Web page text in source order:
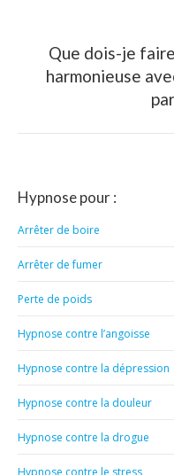
Que dois-je
harmonieuse
Hypnose pour :
Arrêter de boire
Arrêter de fumer
Perte de poids
Hypnose contre l’angoisse
Hypnose contre la dépression
Hypnose contre la douleur
Hypnose contre la drogue
Hypnose contre le stress